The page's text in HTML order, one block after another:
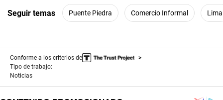
Seguir temas Puente Piedra Comercio Informal Lima
Conforme a los criterios de
Tipo de trabajo:
Noticias